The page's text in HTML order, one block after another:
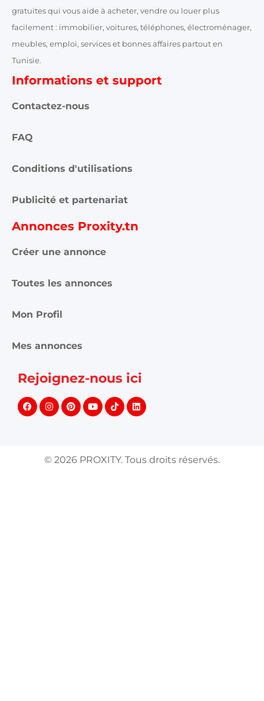
gratuites qui vous aide à acheter, vendre ou louer plus
facilement : immobilier, voitures, téléphones, électroménager,
meubles, emploi, services et bonnes affaires partout en
Tunisie.
Informations et support
Contactez-nous
FAQ
Conditions d'utilisations
Publicité et partenariat
Annonces Proxity.tn
Créer une annonce
Toutes les annonces
Mon Profil
Mes annonces
Rejoignez-nous ici
© 2026 PROXITY. Tous droits réservés.